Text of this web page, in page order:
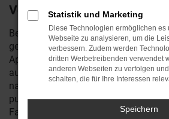
Volvo XC60?
Bestimmt haben Sie schon viel über
gelesen oder eines der Fahrzeuge
Apolda gesehen. Wir von Reichstein
ausgewiesene Fachleute für Volvo
naturgemäß eine Reihe von XC60
puncto Qualität hat das Fahrzeug
Fans begeistert. Kaum ein anderer
Statistik und Marketing
Diese Technologien ermöglichen es
Webseite zu analysieren, um die
verbessern. Zudem werden
dritten Werbetreibenden verwendet
anderen Webseiten zu verfolgen
schalten, die für Ihre Interessen
Speichern